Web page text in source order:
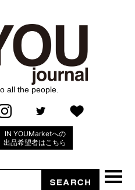
all the people.
IN YOUMarketへの
出品希望者はこちら